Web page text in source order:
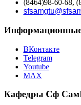
(8464)98-60-68,
ВКонтакте
Telegram
Youtube
MAX
Кафедры Сф